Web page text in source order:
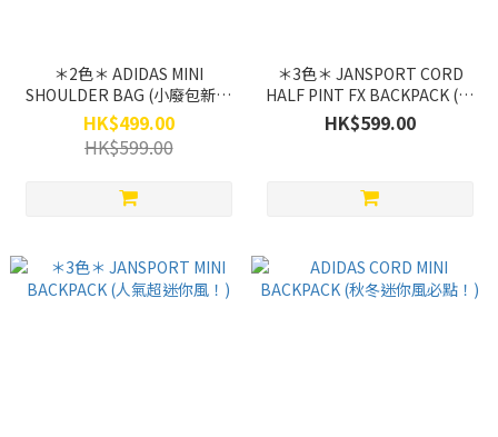
＊2色＊ ADIDAS MINI
SHOULDER BAG (小廢包新作
行列)
HK$499.00
HK$599.00
＊3色＊ JANSPORT CORD
HALF PINT FX BACKPACK (人
氣秋冬迷你風！)
HK$599.00